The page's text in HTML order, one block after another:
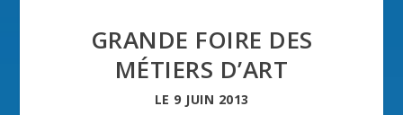
GRANDE FOIRE DES
MÉTIERS D’ART
LE 9 JUIN 2013